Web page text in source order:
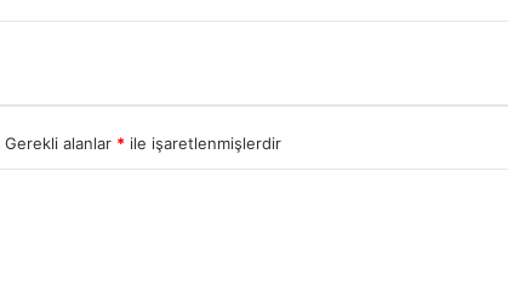
Gerekli alanlar * ile işaretlenmişlerdir